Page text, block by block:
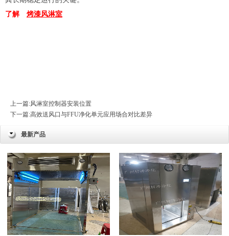
了解 烤漆风淋室
上一篇:风淋室控制器安装位置
下一篇:高效送风口与FFU净化单元应用场合对比差异
最新产品